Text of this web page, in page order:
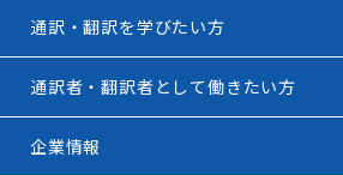
企業情報
通訳・翻訳を学びたい方
通訳者・翻訳者として働きたい方